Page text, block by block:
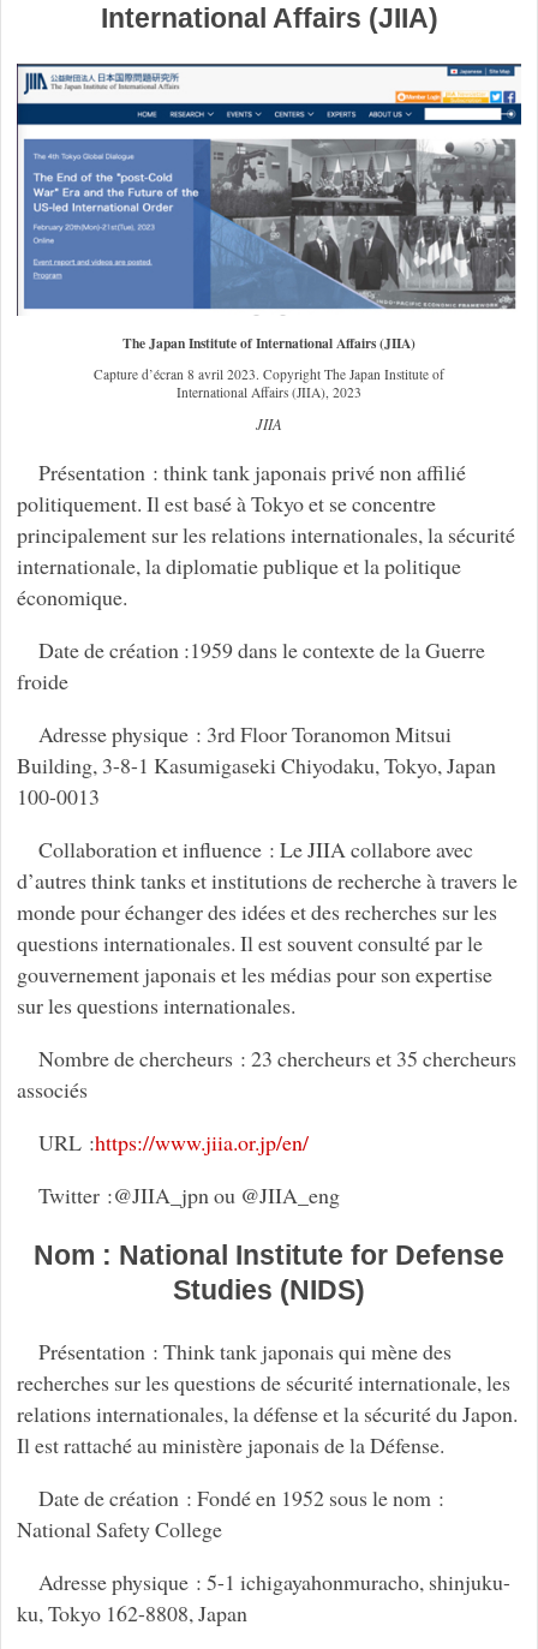
International Affairs (JIIA)
The Japan Institute of International Affairs (JIIA)
Capture d’écran 8 avril 2023. Copyright The Japan Institute of
International Affairs (JIIA), 2023
JIIA
Présentation : think tank japonais privé non affilié
politiquement. Il est basé à Tokyo et se concentre
principalement sur les relations internationales, la sécurité
internationale, la diplomatie publique et la politique
économique.
Date de création :1959 dans le contexte de la Guerre
froide
Adresse physique : 3rd Floor Toranomon Mitsui
Building, 3-8-1 Kasumigaseki Chiyodaku, Tokyo, Japan
100-0013
Collaboration et influence : Le JIIA collabore avec
d’autres think tanks et institutions de recherche à travers le
monde pour échanger des idées et des recherches sur les
questions internationales. Il est souvent consulté par le
gouvernement japonais et les médias pour son expertise
sur les questions internationales.
Nombre de chercheurs : 23 chercheurs et 35 chercheurs
associés
URL :https://www.jiia.or.jp/en/
Twitter :@JIIA_jpn ou @JIIA_eng
Nom : National Institute for Defense
Studies (NIDS)
Présentation : Think tank japonais qui mène des
recherches sur les questions de sécurité internationale, les
relations internationales, la défense et la sécurité du Japon.
Il est rattaché au ministère japonais de la Défense.
Date de création : Fondé en 1952 sous le nom :
National Safety College
Adresse physique : 5-1 ichigayahonmuracho, shinjuku-
ku, Tokyo 162-8808, Japan